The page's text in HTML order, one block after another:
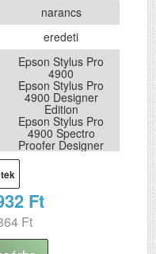
narancs
eredeti
Epson Stylus Pro
4900
Epson Stylus Pro
4900 Designer
Edition
Epson Stylus Pro
4900 Spectro
Proofer Designer
4900 SpectroProofer
Epson Stylus Pro
4900 SpectroProofer
Ft
Ft